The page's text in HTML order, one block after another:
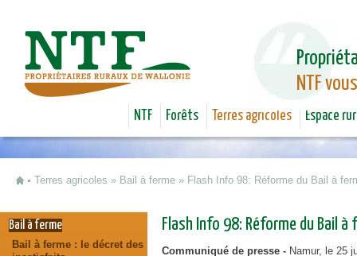
NTF
NTF Forêts Terres agricoles Espace
Terres agricoles » Bail à ferme » Flash Info 98: Réforme du Bail à
Flash Info 98: Réforme du Bail
Communiqué de presse - Namur, le 25
Bail à ferme
Bail à ferme : le décret des